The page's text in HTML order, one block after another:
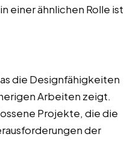
einer ähnlichen Rolle ist
die Designfähigkeiten
Arbeiten zeigt.
Projekte, die die
der